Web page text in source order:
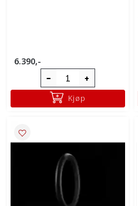
6.390,-
Kjøp